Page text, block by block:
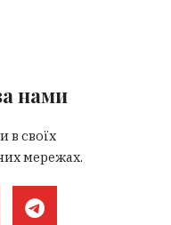
нами
в своїх
мережах.